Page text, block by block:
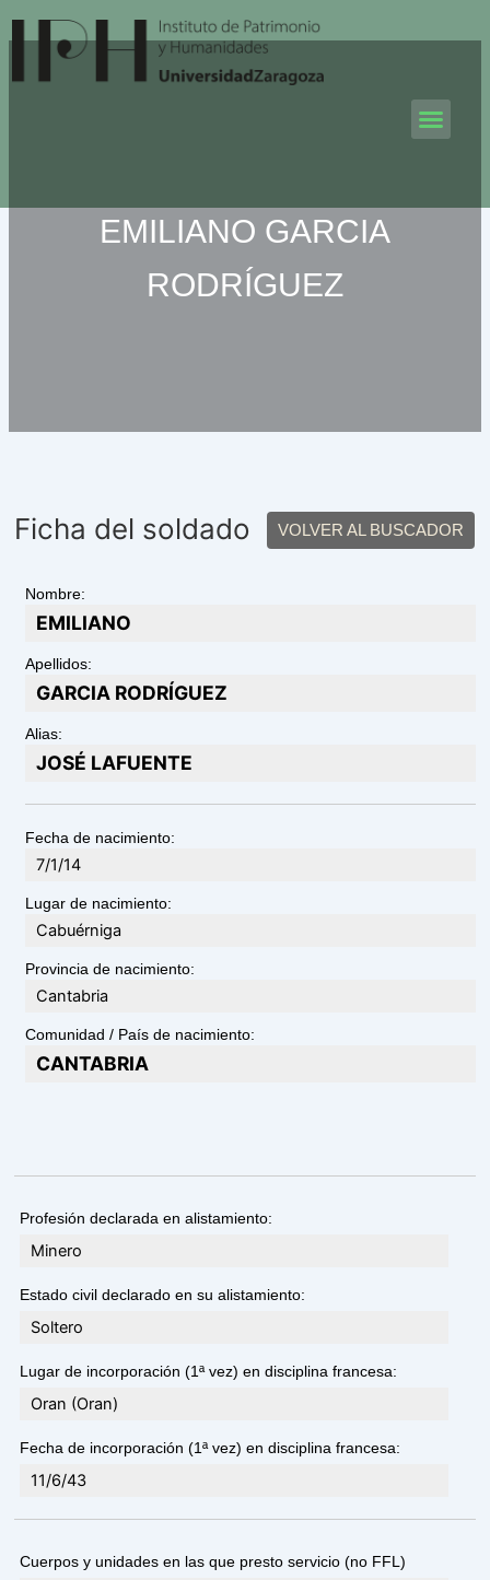
al
contenido
EMILIANO GARCIA
RODRÍGUEZ
Ficha del soldado VOLVER AL BUSCADOR
Nombre:
EMILIANO
Apellidos:
GARCIA RODRÍGUEZ
Alias:
JOSÉ LAFUENTE
Fecha de nacimiento:
7/1/14
Lugar de nacimiento:
Cabuérniga
Provincia de nacimiento:
Cantabria
Comunidad / País de nacimiento:
CANTABRIA
Profesión declarada en alistamiento:
Minero
Estado civil declarado en su alistamiento:
Soltero
Lugar de incorporación (1ª vez) en disciplina francesa:
Oran (Oran)
Fecha de incorporación (1ª vez) en disciplina francesa:
11/6/43
Cuerpos y unidades en las que presto servicio (no FFL)